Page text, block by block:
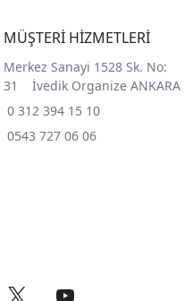
MÜŞTERİ HİZMETLERİ
Merkez Sanayi 1528 Sk. No:
31 İvedik Organize ANKARA
0 312 394 15 10
0543 727 06 06